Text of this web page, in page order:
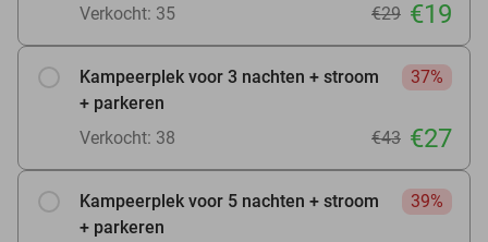
Verkocht: 35 €29 €19
Kampeerplek voor 3 nachten + stroom
+ parkeren
37%
Verkocht: 38 €43 €27
Kampeerplek voor 5 nachten + stroom
+ parkeren
39%